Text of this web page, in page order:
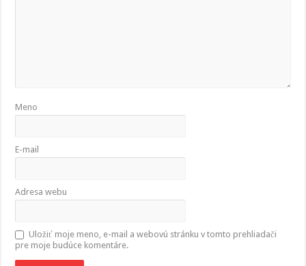
Meno
E-mail
Adresa webu
Uložiť moje meno, e-mail a webovú stránku v tomto prehliadači
pre moje budúce komentáre.